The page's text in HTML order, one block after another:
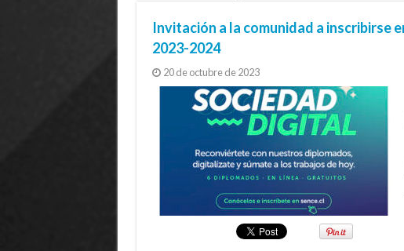
Invitación a la comunidad a inscribirse
2023-2024
20 de octubre de 2023